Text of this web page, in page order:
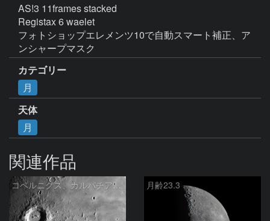
AS!3 11frames stacked
Registax 6 waelet
フォトショップエレメンツ10で自動スマート補正、ア
ンシャープマスク
カテゴリー
月
天体
月
関連作品
コペルニクス、カルパチア山脈付近 月齢23.3